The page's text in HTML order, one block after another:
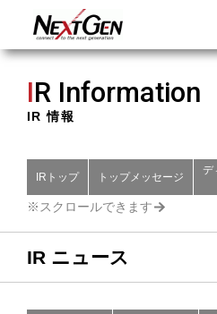
IR Information
IR 情報
IRトップ トップメッセージ
デ
IR ニュース